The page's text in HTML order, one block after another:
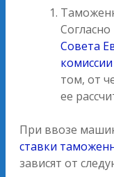
Согласно
Совета
том, от
ее
При ввозе
ставки
зависят от